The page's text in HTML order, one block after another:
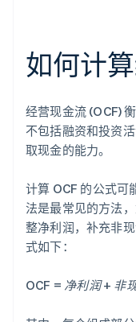
如何计
经营现金流 (OCF)
不包括融资和投资
取现金的能力。
计算 OCF 的公式可
法是最常见的方法
整净利润，补充非
式如下：
OCF = 净利润 + 非